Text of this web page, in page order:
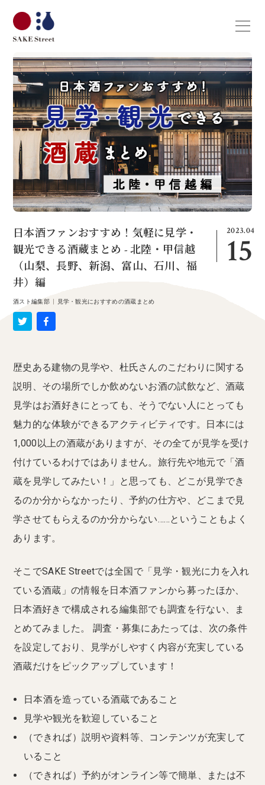
2023.04
15
日本酒ファンおすすめ！気軽に見学・
観光できる酒蔵まとめ - 北陸・甲信越
（山梨、長野、新潟、富山、石川、福
井）編
酒スト編集部| 見学・観光におすすめの酒蔵まとめ
歴史ある建物の見学や、杜氏さんのこだわりに関する
説明、その場所でしか飲めないお酒の試飲など、酒蔵
見学はお酒好きにとっても、そうでない人にとっても
魅力的な体験ができるアクティビティです。日本には
1,000以上の酒蔵がありますが、その全てが見学を受け
付けているわけではありません。旅行先や地元で「酒
蔵を見学してみたい！」と思っても、どこが見学でき
るのか分からなかったり、予約の仕方や、どこまで見
学させてもらえるのか分からない……ということもよく
あります。
そこでSAKE Streetでは全国で「見学・観光に力を入れ
ている酒蔵」の情報を日本酒ファンから募ったほか、
日本酒好きで構成される編集部でも調査を行ない、ま
とめてみました。 調査・募集にあたっては、次の条件
を設定しており、見学がしやすく内容が充実している
酒蔵だけをピックアップしています！
日本酒を造っている酒蔵であること
見学や観光を歓迎していること
（できれば）説明や資料等、コンテンツが充実して
いること
（できれば）予約がオンライン等で簡単、または不